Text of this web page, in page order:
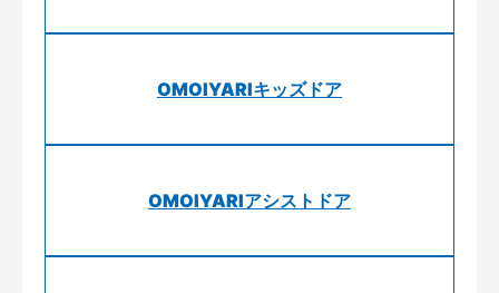
OMOIYARIキッズドア
OMOIYARIアシストドア